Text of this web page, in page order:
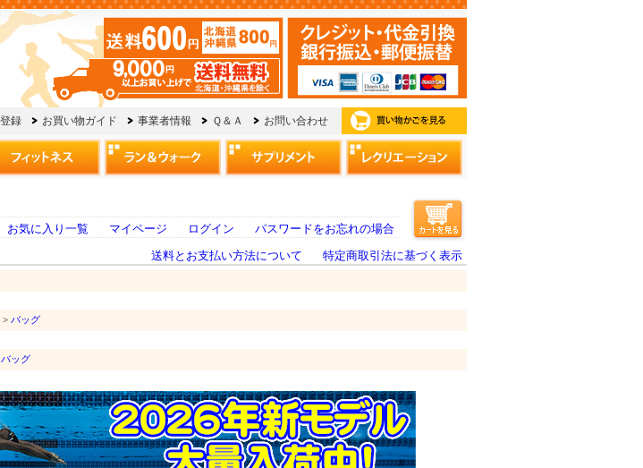
お気に入り一覧
マイページ ログイン パスワードをお忘れの場合
送料とお支払い方法について 特定商取引法に基づく表示
> バッグ
バッグ